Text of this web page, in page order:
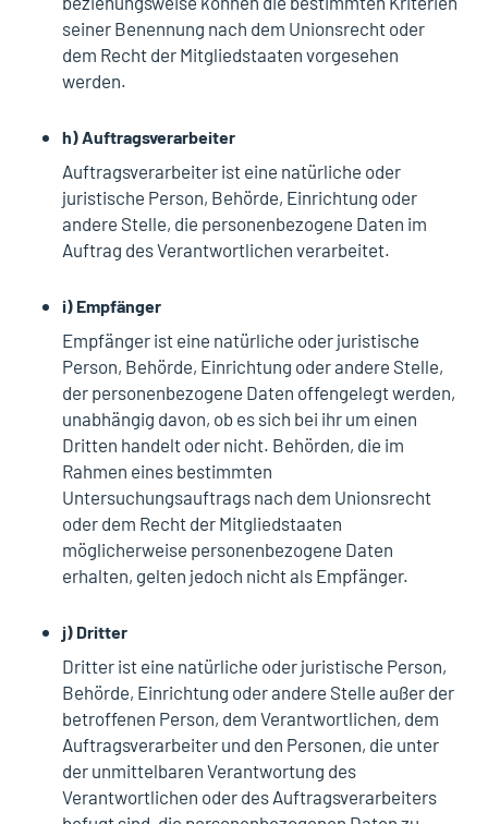
seiner Benennung nach dem Unionsrecht oder
dem Recht der Mitgliedstaaten vorgesehen
werden.
h) Auftragsverarbeiter
Auftragsverarbeiter ist eine natürliche oder
juristische Person, Behörde, Einrichtung oder
andere Stelle, die personenbezogene Daten im
Auftrag des Verantwortlichen verarbeitet.
i) Empfänger
Empfänger ist eine natürliche oder juristische
Person, Behörde, Einrichtung oder andere Stelle,
der personenbezogene Daten offengelegt werden,
unabhängig davon, ob es sich bei ihr um einen
Dritten handelt oder nicht. Behörden, die im
Rahmen eines bestimmten
Untersuchungsauftrags nach dem Unionsrecht
oder dem Recht der Mitgliedstaaten
möglicherweise personenbezogene Daten
erhalten, gelten jedoch nicht als Empfänger.
j) Dritter
Dritter ist eine natürliche oder juristische Person,
Behörde, Einrichtung oder andere Stelle außer der
betroffenen Person, dem Verantwortlichen, dem
Auftragsverarbeiter und den Personen, die unter
der unmittelbaren Verantwortung des
Verantwortlichen oder des Auftragsverarbeiters